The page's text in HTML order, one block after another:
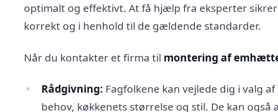
optimalt og effektivt. At få hjælp fra eksperter
korrekt og i henhold til de gældende standarder.
Når du kontakter et firma til montering af
Rådgivning: Fagfolkene kan vejlede dig i valg
behov, køkkenets størrelse og stil. De kan